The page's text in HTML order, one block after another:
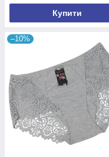
Купити
–10%